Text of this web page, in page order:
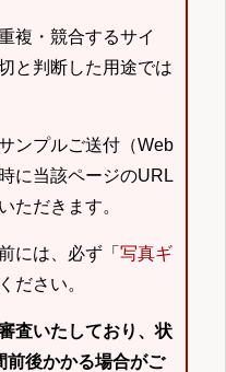
複・競合するサイ
と判断した用途では
ンプルご送付（Web
に当該ページのURL
ただきます。
には、必ず「 写真ギ
ださい。
査いたしており、状
前後かかる場合がご